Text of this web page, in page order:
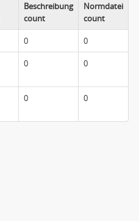
Beschreibung
count
Normdatei
count
0 0
0 0
0 0